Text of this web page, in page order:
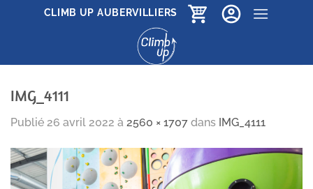
CLIMB UP AUBERVILLIERS
IMG_4111
Publié 26 avril 2022 à 2560 × 1707 dans IMG_4111